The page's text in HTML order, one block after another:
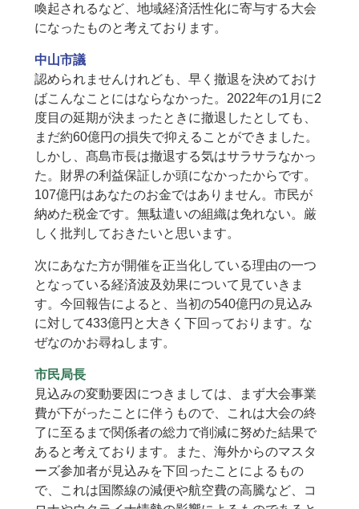
喚起されるなど、地域経済活性化に寄与する大会
になったものと考えております。
中山市議
認められませんけれども、早く撤退を決めておけ
ばこんなことにはならなかった。2022年の1月に2
度目の延期が決まったときに撤退したとしても、
まだ約60億円の損失で抑えることができました。
しかし、髙島市長は撤退する気はサラサラなかっ
た。財界の利益保証しか頭になかったからです。
107億円はあなたのお金ではありません。市民が
納めた税金です。無駄遣いの組織は免れない。厳
しく批判しておきたいと思います。
次にあなた方が開催を正当化している理由の一つ
となっている経済波及効果について見ていきま
す。今回報告によると、当初の540億円の見込み
に対して433億円と大きく下回っております。な
ぜなのかお尋ねします。
市民局長
見込みの変動要因につきましては、まず大会事業
費が下がったことに伴うもので、これは大会の終
了に至るまで関係者の総力で削減に努めた結果で
あると考えております。また、海外からのマスタ
ーズ参加者が見込みを下回ったことによるもの
で、これは国際線の減便や航空費の高騰など、コ